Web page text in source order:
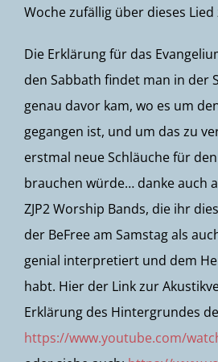
Woche zufällig über dieses
Die Erklärung für das
den Sabbath findet man in der
genau davor kam, wo es um
gegangen ist, und um das zu
erstmal neue Schläuche für
brauchen würde… danke auch
ZJP2 Worship Bands, die ihr
der BeFree am Samstag als
genial interpretiert und dem
habt. Hier der Link zur
Erklärung des Hintergrundes
https://www.youtube.com/